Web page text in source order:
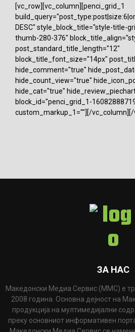
[vc_row][vc_column][penci_grid_1
DESC" style_block_title="style-title-
thumb-280-376"
post_standard_title_length="12"
block_title_font_size="14px"
hide_comment="true"
hide_count_view="true"
hide_cat="true"
block_id="penci_grid_1-
custom_markup_1=""][/vc_column][/
ЗА НАС
Македонски Медиа Сервис (ММС) е
2008 година. Основна дејност на
продукција на мултимедијални
преку основниот информативен